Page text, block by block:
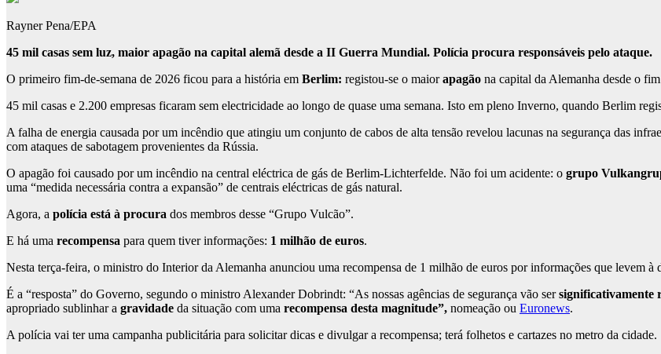
Rayner Pena/EPA
45 mil casas sem luz, maior apagão na capital alemã desde a II Guerra Mundial. Polícia procura responsáveis pelo ataque.
O primeiro fim-de-semana de 2026 ficou para a história em Berlim: registou-se o maiorapagão na capital da Alemanha desde o
45 mil casas e 2.200 empresas ficaram sem electricidade ao longo de quase uma semana. Isto em pleno Inverno, quando Berlim
A falha de energia causada por um incêndio que atingiu um conjunto de cabos de alta tensão revelou lacunas na segurança das
com ataques de sabotagem provenientes da Rússia.
O apagão foi causado por um incêndio na central eléctrica de gás de Berlim-Lichterfelde. Não foi um acidente: o grupo
uma “medida necessária contra a expansão” de centrais eléctricas de gás natural.
Agora, a polícia está à procura dos membros desse “Grupo Vulcão”.
E há uma recompensa para quem tiver informações: 1 milhão de euros.
Nesta terça-feira, o ministro do Interior da Alemanha anunciou uma recompensa de 1 milhão de euros por informações que levem
É a “resposta” do Governo, segundo o ministro Alexander Dobrindt: “As nossas agências de segurança vão sersignificativamente
apropriado sublinhar a gravidade da situação com uma recompensa desta magnitude”, nomeação ou Euronews.
A polícia vai ter uma campanha publicitária para solicitar dicas e divulgar a recompensa; terá folhetos e cartazes no metro da cidade.